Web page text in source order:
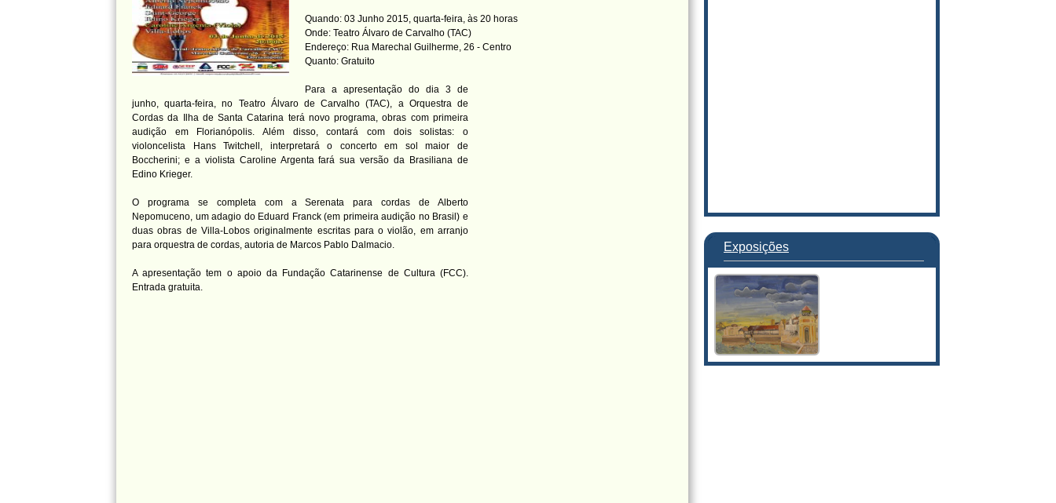
Quando: 03 Junho 2015, quarta-feira, às 20 horas
Onde: Teatro Álvaro de Carvalho (TAC)
Endereço: Rua Marechal Guilherme, 26 - Centro
Quanto: Gratuito
Para a apresentação do dia 3 de
junho, quarta-feira, no Teatro Álvaro de Carvalho (TAC), a Orquestra de
Cordas da Ilha de Santa Catarina terá novo programa, obras com primeira
audição em Florianópolis. Além disso, contará com dois solistas: o
violoncelista Hans Twitchell, interpretará o concerto em sol maior de
Boccherini; e a violista Caroline Argenta fará sua versão da Brasiliana de
Edino Krieger.
O programa se completa com a Serenata para cordas de Alberto
Nepomuceno, um adagio do Eduard Franck (em primeira audição no Brasil) e
duas obras de Villa-Lobos originalmente escritas para o violão, em arranjo
para orquestra de cordas, autoria de Marcos Pablo Dalmacio.
A apresentação tem o apoio da Fundação Catarinense de Cultura (FCC).
Entrada gratuita.
Exposições